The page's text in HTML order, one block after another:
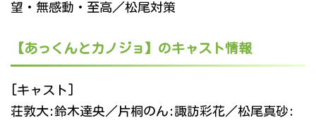
望・無感動・至高／松尾対策
【あっくんとカノジョ】のキャスト情報
[キャスト]
荘敦大:鈴木達央／片桐のん:諏訪彩花／松尾真砂: